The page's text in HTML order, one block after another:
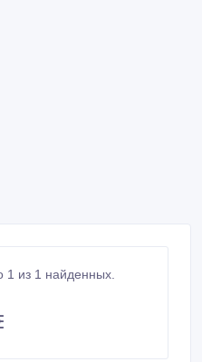
из 1 найденных.